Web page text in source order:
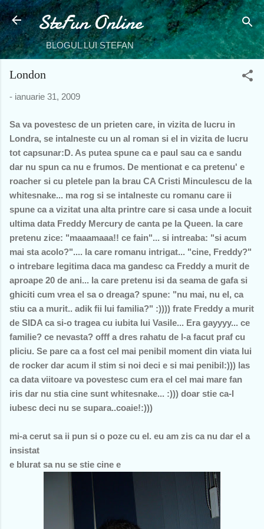
Treceți la conținutul principal
SteFun Online
BLOGUL LUI STEFAN
London
- ianuarie 31, 2009
Sa va povestesc de un prieten care, in vizita de lucru in
Londra, se intalneste cu un al roman si el in vizita de lucru
tot capsunar:D. As putea spune ca e paul sau ca e sandu
dar nu spun ca nu e frumos. De mentionat e ca pretenu' e
roacher si cu pletele pan la brau CA Cristi Minculescu de la
whitesnake... ma rog si se intalneste cu romanu care ii
spune ca a vizitat una alta printre care si casa unde a locuit
ultima data Freddy Mercury de canta pe la Queen. la care
pretenu zice: "maaamaaa!! ce fain"... si intreaba: "si acum
mai sta acolo?".... la care romanu intrigat... "cine, Freddy?"
o intrebare legitima daca ma gandesc ca Freddy a murit de
aproape 20 de ani... la care pretenu isi da seama de gafa si
ghiciti cum vrea el sa o dreaga? spune: "nu mai, nu el, ca
stiu ca a murit.. adik fii lui familia?" :)))) frate Freddy a murit
de SIDA ca si-o tragea cu iubita lui Vasile... Era gayyyy... ce
familie? ce nevasta? offf a dres rahatu de l-a facut praf cu
pliciu. Se pare ca a fost cel mai penibil moment din viata lui
de rocker dar acum il stim si noi deci e si mai penibil:))) las
ca data viitoare va povestesc cum era el cel mai mare fan
iris dar nu stia cine sunt whitesnake... :))) doar stie ca-l
iubesc deci nu se supara..coaie!:)))
mi-a cerut sa ii pun si o poze cu el. eu am zis ca nu dar el a
insistat
e blurat sa nu se stie cine e